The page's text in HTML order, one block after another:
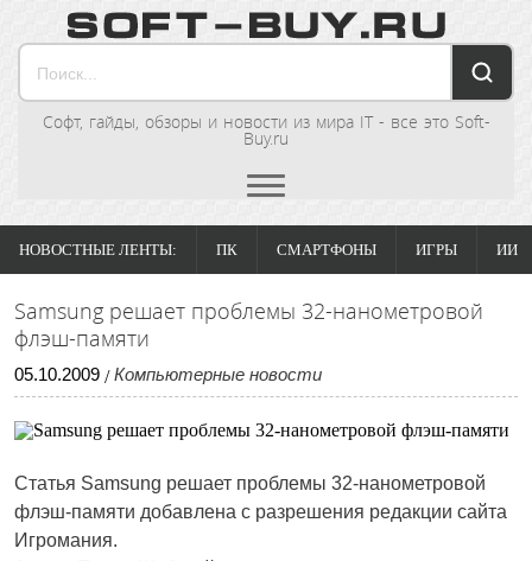
Софт, гайды, обзоры и новости из мира IT - все это Soft-
Buy.ru
НОВОСТНЫЕ ЛЕНТЫ: ПК СМАРТФОНЫ ИГРЫ ИИ
Samsung решает проблемы 32-нанометровой
флэш-памяти
05.10.2009 / Компьютерные новости
Статья Samsung решает проблемы 32-нанометровой
флэш-памяти добавлена с разрешения редакции сайта
Игромания.